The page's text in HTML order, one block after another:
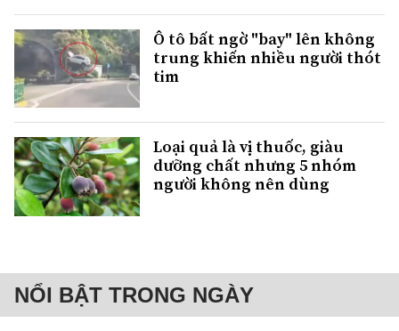
Ô tô bất ngờ "bay" lên không
trung khiến nhiều người thót
tim
Loại quả là vị thuốc, giàu
dưỡng chất nhưng 5 nhóm
người không nên dùng
NỔI BẬT TRONG NGÀY